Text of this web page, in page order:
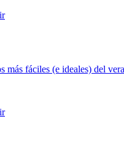
más fáciles (e ideales) del